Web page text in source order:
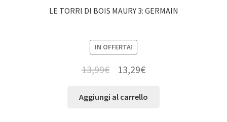
LE TORRI DI BOIS MAURY 3: GERMAIN
IN OFFERTA!
13,99€ 13,29€
Aggiungi al carrello